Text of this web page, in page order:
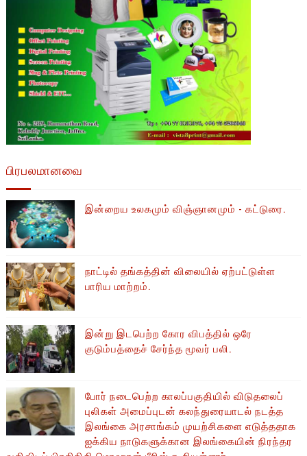
பிரபலமானவை
இன்றைய உலகமும் விஞ்ஞானமும் - கட்டுரை.
நாட்டில் தங்கத்தின் விலையில் ஏற்பட்டுள்ள
பாரிய மாற்றம்.
இன்று இடபெற்ற கோர விபத்தில் ஒரே
குடும்பத்தைச் சேர்ந்த மூவர் பலி.
போர் நடைபெற்ற காலப்பகுதியில் ​​விடுதலைப்
புலிகள் அமைப்புடன் கலந்துரையாடல் நடத்த
இலங்கை அரசாங்கம் முயற்சிகளை எடுத்ததாக
ஐக்கிய நாடுகளுக்கான இலங்கையின் நிரந்தர